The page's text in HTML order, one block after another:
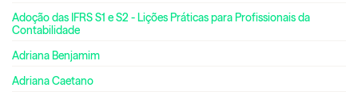
Adoção das IFRS S1 e S2 - Lições Práticas para Profissionais da
Contabilidade
Adriana Benjamim
Adriana Caetano